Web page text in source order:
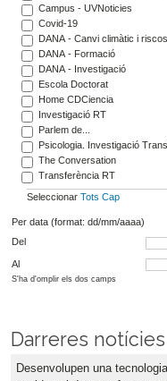
Campus - UVNoticies
Covid-19
DANA - Canvi climàtic i
DANA - Formació
DANA - Investigació
Escola Doctorat
Home CDCiencia
Investigació RT
Parlem de...
Psicologia. Investigació
The Conversation
Transferència RT
Seleccionar Tots Cap
Per data (format: dd/mm/aaaa)
Del
Al
S'ha d'omplir els dos camps
Darreres notícies
Desenvolupen una